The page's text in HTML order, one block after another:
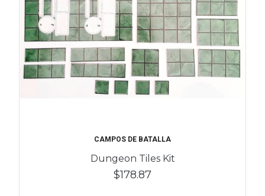
CAMPOS DE BATALLA
Dungeon Tiles Kit
$178.87